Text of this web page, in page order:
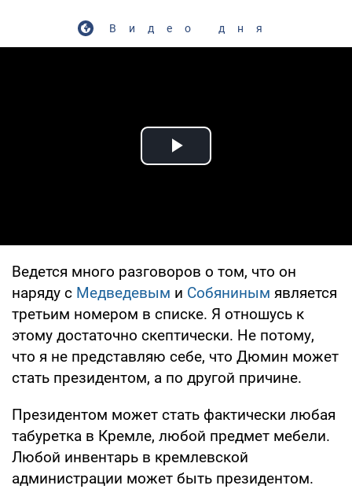
Видео дня
Play Video
Ведется много разговоров о том, что он
наряду с Медведевым и Собяниным является
третьим номером в списке. Я отношусь к
этому достаточно скептически. Не потому,
что я не представляю себе, что Дюмин может
стать президентом, а по другой причине.
Президентом может стать фактически любая
табуретка в Кремле, любой предмет мебели.
Любой инвентарь в кремлевской
администрации может быть президентом.